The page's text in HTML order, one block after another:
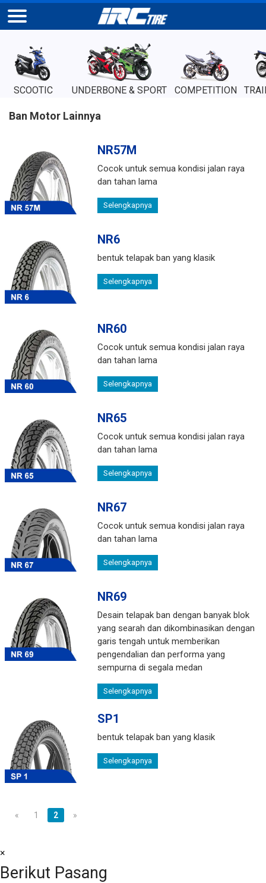
SCOOTIC UNDERBONE & SPORT COMPETITION
Ban Motor Lainnya
NR57M
Cocok untuk semua kondisi jalan raya
dan tahan lama
Selengkapnya
NR6
bentuk telapak ban yang klasik
Selengkapnya
NR60
Cocok untuk semua kondisi jalan raya
dan tahan lama
Selengkapnya
NR65
Cocok untuk semua kondisi jalan raya
dan tahan lama
Selengkapnya
NR67
Cocok untuk semua kondisi jalan raya
dan tahan lama
Selengkapnya
NR69
Desain telapak ban dengan banyak blok
yang searah dan dikombinasikan dengan
garis tengah untuk memberikan
pengendalian dan performa yang
sempurna di segala medan
Selengkapnya
SP1
bentuk telapak ban yang klasik
Selengkapnya
« 1 2 »
×
Berikut Pasang